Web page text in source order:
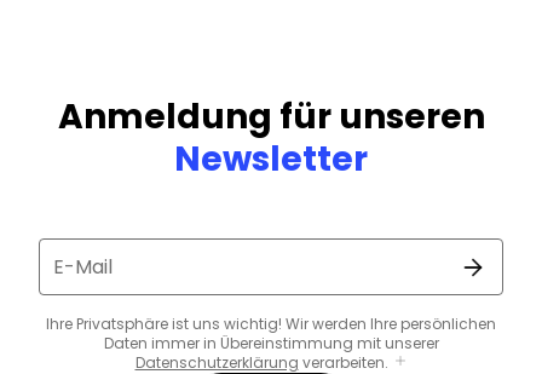
Anmeldung für unseren
Newsletter
E-Mail
Ihre Privatsphäre ist uns wichtig! Wir werden Ihre persönlichen
Daten immer in Übereinstimmung mit unserer
Datenschutzerklärung verarbeiten.